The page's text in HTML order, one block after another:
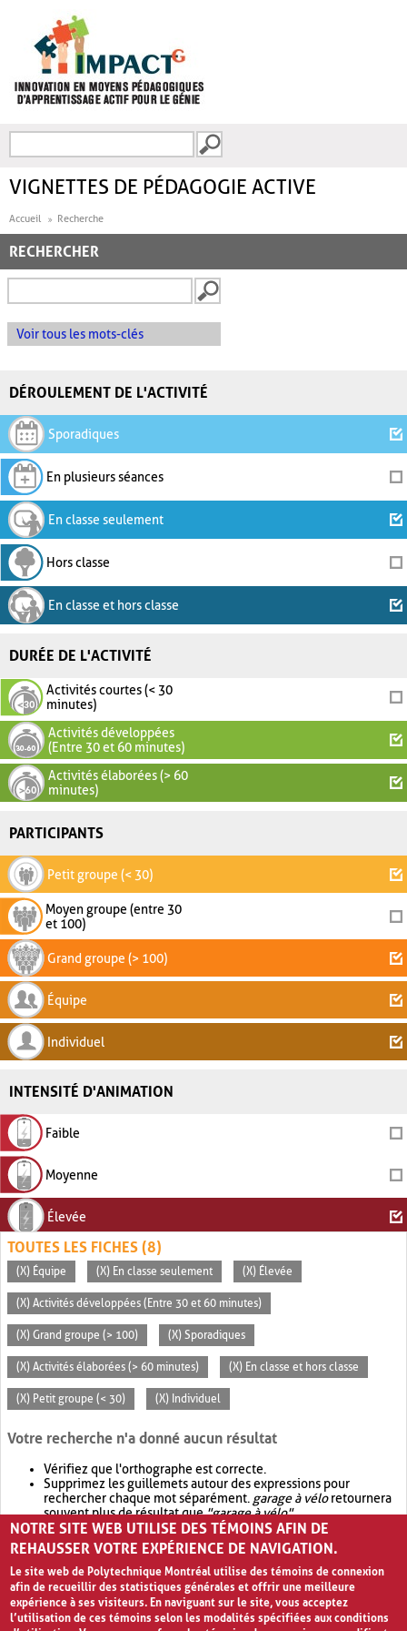
FORMULAIRE DE
VIGNETTES DE PÉDAGOGIE ACTIVE
Accueil Recherche
RECHERCHER
Voir tous les mots-clés
DÉROULEMENT DE L'ACTIVITÉ
Sporadiques
En plusieurs séances
En classe seulement
Hors classe
En classe et hors classe
DURÉE DE L'ACTIVITÉ
Activités courtes (< 30
minutes)
Activités développées
(Entre 30 et 60 minutes)
Activités élaborées (> 60
minutes)
PARTICIPANTS
Petit groupe (< 30)
Moyen groupe (entre 30
et 100)
Grand groupe (> 100)
Équipe
Individuel
INTENSITÉ D'ANIMATION
Faible
Moyenne
Élevée
TOUTES LES FICHES (8)
(X) Équipe (X) En classe seulement (X) Élevée
(X) Activités développées (Entre 30 et 60 minutes)
(X) Grand groupe (> 100) (X) Sporadiques
(X) Activités élaborées (> 60 minutes) (X) En classe et hors classe
(X) Petit groupe (< 30) (X) Individuel
Votre recherche n'a donné aucun résultat
Vérifiez que l'orthographe est correcte.
Supprimez les guillemets autour des expressions pour
rechercher chaque mot séparément. garage à véloretournera
souvent plus de résultat que"garage à vélo".
Envisagez d'élargir votre recherche avec OR.garage OR vélo
retournera souvent plus de résultat quegarage à vélo
NOTRE SITE WEB UTILISE DES TÉMOINS AFIN DE
REHAUSSER VOTRE EXPÉRIENCE DE NAVIGATION.
Le site web de Polytechnique Montréal utilise des témoins de connexion
afin de recueillir des statistiques générales et offrir une meilleure
expérience à ses visiteurs. En naviguant sur le site, vous acceptez
l’utilisation de ces témoins selon les modalités spécifiées aux conditions